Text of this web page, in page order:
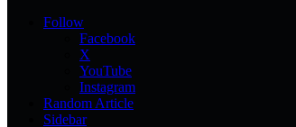
Follow
Facebook
X
YouTube
Instagram
Random Article
Sidebar